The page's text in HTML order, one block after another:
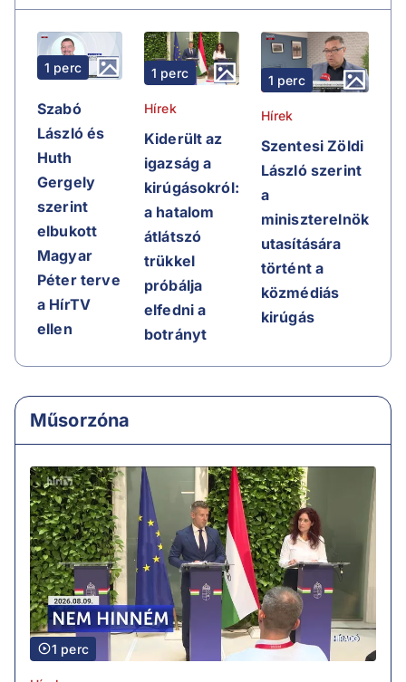
1 perc
Szabó
László és
Huth
Gergely
szerint
elbukott
Magyar
Péter terve
a HírTV
ellen
1 perc
Hírek
Kiderült az
igazság a
kirúgásokról:
a hatalom
átlátszó
trükkel
próbálja
elfedni a
botrányt
1 perc
Hírek
Szentesi Zöldi
László szerint
a
miniszterelnök
utasítására
történt a
közmédiás
kirúgás
Műsorzóna
1 perc